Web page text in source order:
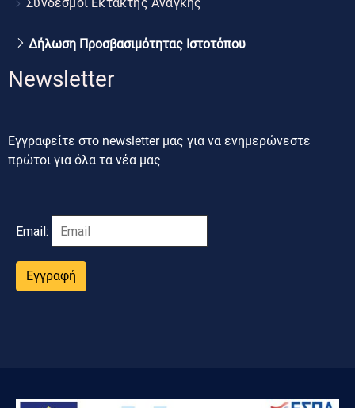
Δήλωση Προσβασιμότητας Ιστοτόπου
Newsletter
Εγγραφείτε στο newsletter μας για να ενημερώνεστε
πρώτοι για όλα τα νέα μας
Email:
Εγγραφή